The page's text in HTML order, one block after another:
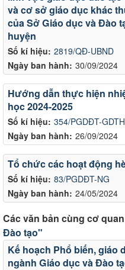
Số kí hiệu: 2819/QĐ-UBND
Ngày ban hành: 30/09/2024
và cơ sở giáo dục khác
của Sở Giáo dục và Đào
huyện
Số kí hiệu: 354/PGDĐT-GDTH
Ngày ban hành: 26/09/2024
Hướng dẫn thực hiện
học 2024-2025
Số kí hiệu: 83/PGDĐT-NG
Ngày ban hành: 24/05/2024
Tổ chức các hoạt động
Các văn bản cùng cơ
Đào tạo"
Kế hoạch Phổ biến, giáo
ngành Giáo dục và Đào